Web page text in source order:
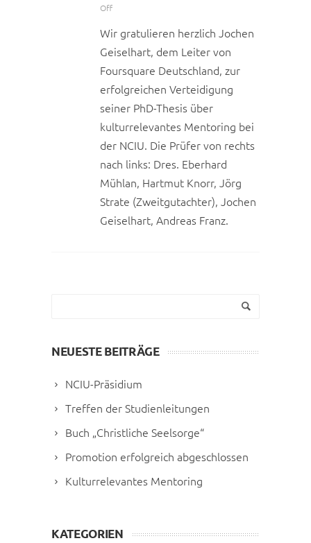
Off
Wir gratulieren herzlich Jochen
Geiselhart, dem Leiter von
Foursquare Deutschland, zur
erfolgreichen Verteidigung
seiner PhD-Thesis über
kulturrelevantes Mentoring bei
der NCIU. Die Prüfer von rechts
nach links: Dres. Eberhard
Mühlan, Hartmut Knorr, Jörg
Strate (Zweitgutachter), Jochen
Geiselhart, Andreas Franz.
NEUESTE BEITRÄGE
NCIU-Präsidium
Treffen der Studienleitungen
Buch „Christliche Seelsorge“
Promotion erfolgreich abgeschlossen
Kulturrelevantes Mentoring
KATEGORIEN